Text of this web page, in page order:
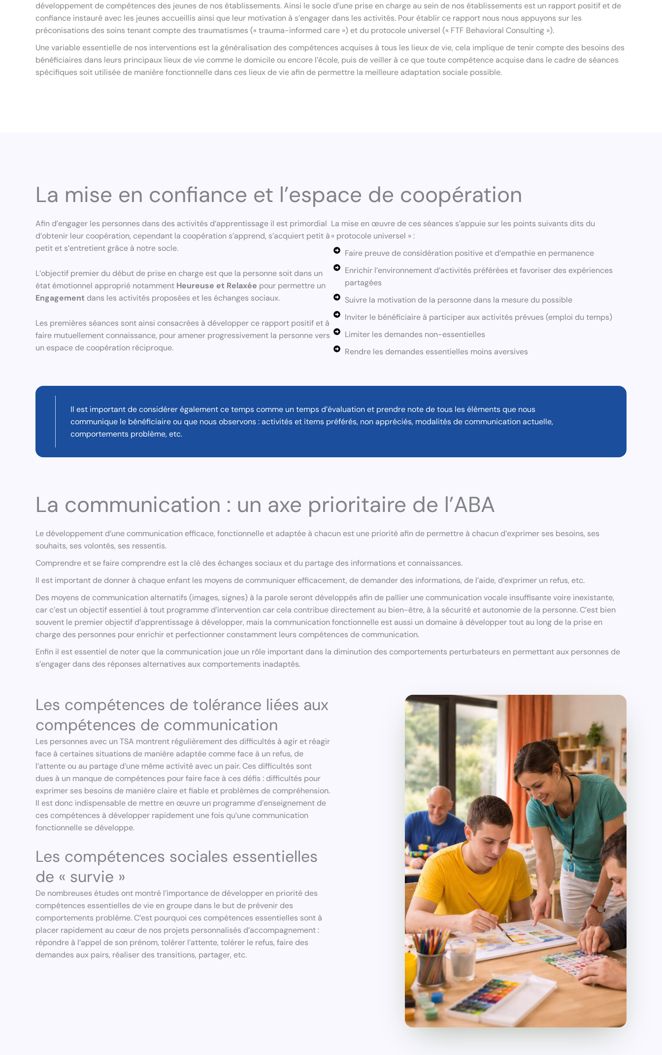
développement de compétences des jeunes de nos établissements. Ainsi le socle d’une prise en charge au sein de nos établissements est un rapport positif et de
confiance instauré avec les jeunes accueillis ainsi que leur motivation à s’engager dans les activités. Pour établir ce rapport nous nous appuyons sur les
préconisations des soins tenant compte des traumatismes (« trauma-informed care ») et du protocole universel (« FTF Behavioral Consulting »).
Une variable essentielle de nos interventions est la généralisation des compétences acquises à tous les lieux de vie, cela implique de tenir compte des besoins des
bénéficiaires dans leurs principaux lieux de vie comme le domicile ou encore l’école, puis de veiller à ce que toute compétence acquise dans le cadre de séances
spécifiques soit utilisée de manière fonctionnelle dans ces lieux de vie afin de permettre la meilleure adaptation sociale possible.
La mise en confiance et l’espace de coopération
Afin d’engager les personnes dans des activités d’apprentissage il est primordial
d’obtenir leur coopération, cependant la coopération s’apprend, s’acquiert petit à
petit et s’entretient grâce à notre socle.
L’objectif premier du début de prise en charge est que la personne soit dans un
état émotionnel approprié notamment Heureuse et Relaxée pour permettre un
Engagement dans les activités proposées et les échanges sociaux.
Les premières séances sont ainsi consacrées à développer ce rapport positif et à
faire mutuellement connaissance, pour amener progressivement la personne vers
un espace de coopération réciproque.
La mise en œuvre de ces séances s’appuie sur les points suivants dits du
« protocole universel » :
Faire preuve de considération positive et d’empathie en permanence
Enrichir l’environnement d’activités préférées et favoriser des expériences
partagées
Suivre la motivation de la personne dans la mesure du possible
Inviter le bénéficiaire à participer aux activités prévues (emploi du temps)
Limiter les demandes non-essentielles
Rendre les demandes essentielles moins aversives
Il est important de considérer également ce temps comme un temps d’évaluation et prendre note de tous les éléments que nous
communique le bénéficiaire ou que nous observons : activités et items préférés, non appréciés, modalités de communication actuelle,
comportements problème, etc.
La communication : un axe prioritaire de l’ABA
Le développement d’une communication efficace, fonctionnelle et adaptée à chacun est une priorité afin de permettre à chacun d’exprimer ses besoins, ses
souhaits, ses volontés, ses ressentis.
Comprendre et se faire comprendre est la clé des échanges sociaux et du partage des informations et connaissances.
Il est important de donner à chaque enfant les moyens de communiquer efficacement, de demander des informations, de l’aide, d’exprimer un refus, etc.
Des moyens de communication alternatifs (images, signes) à la parole seront développés afin de pallier une communication vocale insuffisante voire inexistante,
car c’est un objectif essentiel à tout programme d’intervention car cela contribue directement au bien-être, à la sécurité et autonomie de la personne. C’est bien
souvent le premier objectif d’apprentissage à développer, mais la communication fonctionnelle est aussi un domaine à développer tout au long de la prise en
charge des personnes pour enrichir et perfectionner constamment leurs compétences de communication.
Enfin il est essentiel de noter que la communication joue un rôle important dans la diminution des comportements perturbateurs en permettant aux personnes de
s’engager dans des réponses alternatives aux comportements inadaptés.
Les compétences de tolérance liées aux
compétences de communication
Les personnes avec un TSA montrent régulièrement des difficultés à agir et réagir
face à certaines situations de manière adaptée comme face à un refus, de
l’attente ou au partage d’une même activité avec un pair. Ces difficultés sont
dues à un manque de compétences pour faire face à ces défis : difficultés pour
exprimer ses besoins de manière claire et fiable et problèmes de compréhension.
Il est donc indispensable de mettre en œuvre un programme d’enseignement de
ces compétences à développer rapidement une fois qu’une communication
fonctionnelle se développe.
Les compétences sociales essentielles
de « survie »
De nombreuses études ont montré l’importance de développer en priorité des
compétences essentielles de vie en groupe dans le but de prévenir des
comportements problème. C’est pourquoi ces compétences essentielles sont à
placer rapidement au cœur de nos projets personnalisés d’accompagnement :
répondre à l’appel de son prénom, tolérer l’attente, tolérer le refus, faire des
demandes aux pairs, réaliser des transitions, partager, etc.